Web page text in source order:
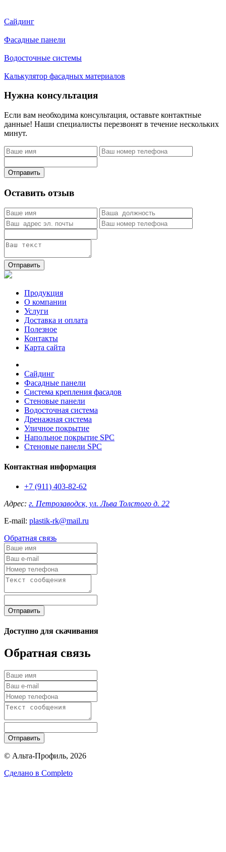
Сайдинг
Фасадные панели
Водосточные системы
Калькулятор фасадных материалов
Нужна консультация
Если вам необходима консультация, оставьте контактные
данные! Наши специалисты перезвонят в течение нескольких
минут.
Отправить
Оставить отзыв
Отправить
Продукция
О компании
Услуги
Доставка и оплата
Полезное
Контакты
Карта сайта
Сайдинг
Фасадные панели
Система крепления фасадов
Стеновые панели
Водосточная система
Дренажная система
Уличное покрытие
Напольное покрытие SPC
Стеновые панели SPC
Контактная информация
+7 (911) 403-82-62
Адрес: г. Петрозаводск, ул. Льва Толстого д. 22
E-mail: plastik-rk@mail.ru
Обратная связь
Отправить
Доступно для скачивания
Обратная связь
Отправить
© Альта-Профиль, 2026
Сделано в Completo